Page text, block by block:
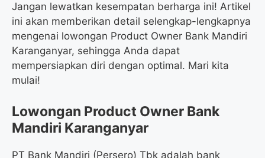
Jangan lewatkan kesempatan berharga ini! Artikel
ini akan memberikan detail selengkap-lengkapnya
mengenai lowongan Product Owner Bank Mandiri
Karanganyar, sehingga Anda dapat
mempersiapkan diri dengan optimal. Mari kita
mulai!
Lowongan Product Owner Bank
Mandiri Karanganyar
PT Bank Mandiri (Persero) Tbk adalah bank